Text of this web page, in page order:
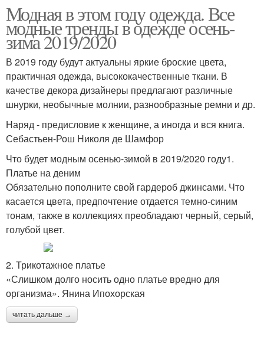
Модная в этом году одежда. Все
модные тренды в одежде осень-
зима 2019/2020
В 2019 году будут актуальны яркие броские цвета,
практичная одежда, высококачественные ткани. В
качестве декора дизайнеры предлагают различные
шнурки, необычные молнии, разнообразные ремни и др.
Наряд - предисловие к женщине, а иногда и вся книга.
Себастьен-Рош Николя де Шамфор
Что будет модным осенью-зимой в 2019/2020 году1.
Платье на деним
Обязательно пополните свой гардероб джинсами. Что
касается цвета, предпочтение отдается темно-синим
тонам, также в коллекциях преобладают черный, серый,
голубой цвет.
2. Трикотажное платье
«Слишком долго носить одно платье вредно для
организма». Янина Ипохорская
читать дальше →